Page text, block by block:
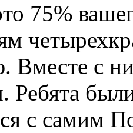
75%
Вместе с
Ребята
с самим